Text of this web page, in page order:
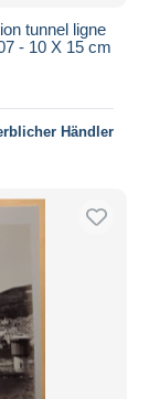
tunnel ligne
- 10 X 15 cm
Händler